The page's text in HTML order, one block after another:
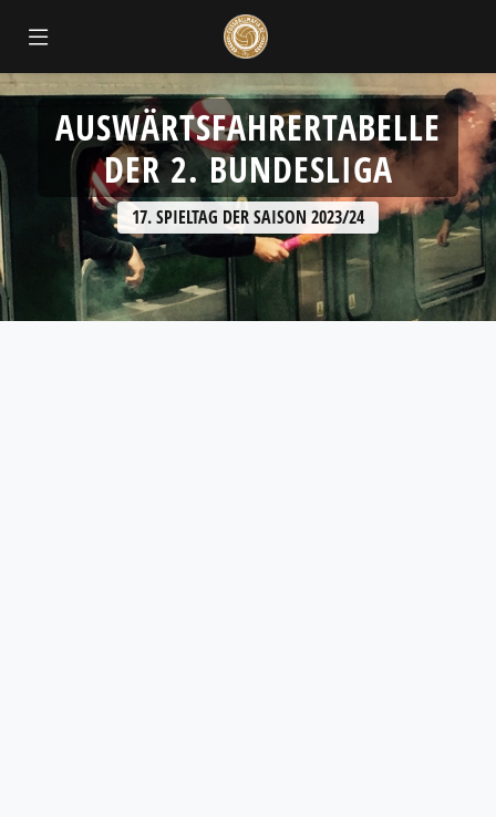
AUSWÄRTSFAHRERTABELLE
DER 2. BUNDESLIGA
17. SPIELTAG DER SAISON 2023/24